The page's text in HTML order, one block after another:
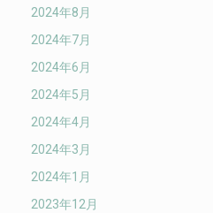
2024年8月
2024年7月
2024年6月
2024年5月
2024年4月
2024年3月
2024年1月
2023年12月